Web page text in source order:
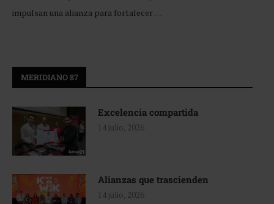
impulsan una alianza para fortalecer …
MERIDIANO 87
Excelencia compartida
14 julio, 2026
Alianzas que trascienden
14 julio, 2026